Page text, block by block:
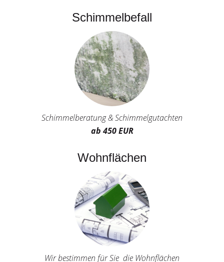
Schimmelbefall
Schimmelberatung & Schimmelgutachten
ab 450 EUR
Wohnflächen
Wir bestimmen für Sie die Wohnflächen